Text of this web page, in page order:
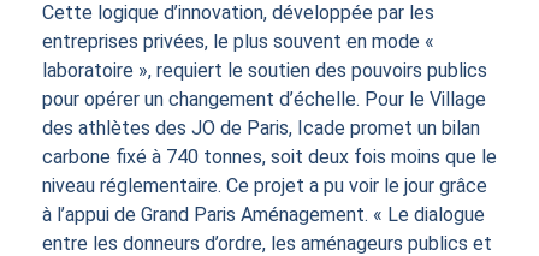
Cette logique d’innovation, développée par les
entreprises privées, le plus souvent en mode «
laboratoire », requiert le soutien des pouvoirs publics
pour opérer un changement d’échelle. Pour le Village
des athlètes des JO de Paris, Icade promet un bilan
carbone fixé à 740 tonnes, soit deux fois moins que le
niveau réglementaire. Ce projet a pu voir le jour grâce
à l’appui de Grand Paris Aménagement. « Le dialogue
entre les donneurs d’ordre, les aménageurs publics et